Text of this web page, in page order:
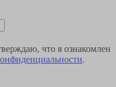
что я ознакомлен
.